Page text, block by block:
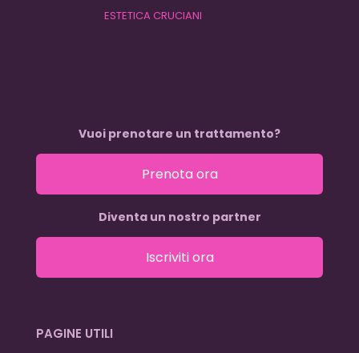
ESTETICA CRUCIANI
Vuoi prenotare un trattamento?
Prenota ora
Diventa un nostro partner
Iscriviti ora
PAGINE UTILI